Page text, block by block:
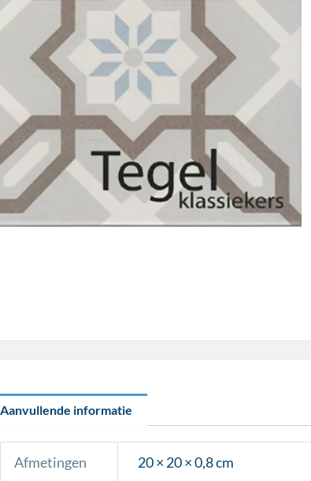
Aanvullende informatie
Afmetingen 20 × 20 × 0,8 cm